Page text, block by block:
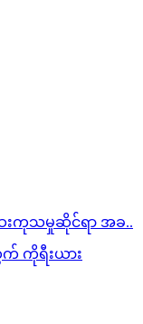
ကုသမှုဆိုင်ရာ အခ..
တွက် ကိုရီးယား